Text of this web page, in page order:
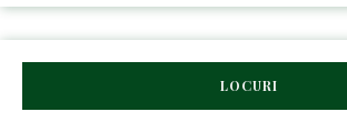
LOCURI